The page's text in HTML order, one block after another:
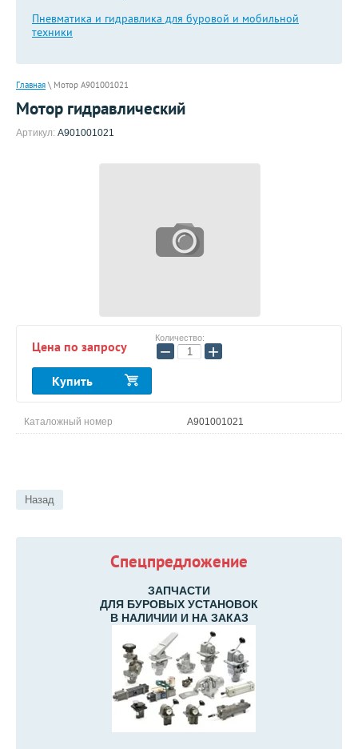
Пневматика и гидравлика для буровой и мобильной
техники
Спецпредложение
ЗАПЧАСТИ
ДЛЯ БУРОВЫХ УСТАНОВОК
В НАЛИЧИИ И НА ЗАКАЗ
Главная\ Мотор A901001021
Мотор гидравлический
Артикул: A901001021
Цена по запросу
Количество:
− +
Купить
Каталожный номер A901001021
Назад